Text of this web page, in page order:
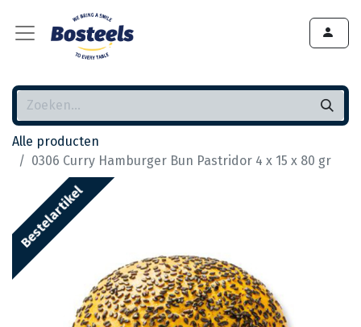
Alle producten
0306 Curry Hamburger Bun Pastridor 4 x 15 x 80 gr
Bestelartikel